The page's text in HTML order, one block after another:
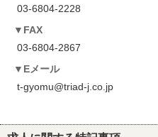
03-6804-2228
FAX
03-6804-2867
Eメール
t-gyomu@triad-j.co.jp